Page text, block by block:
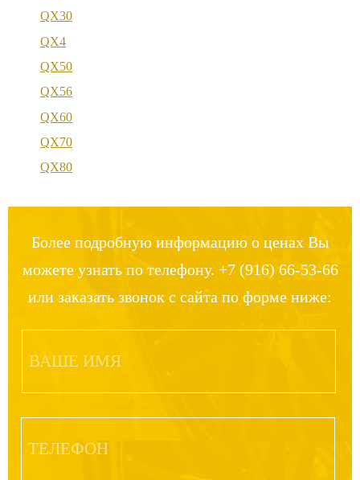
QX30
QX4
QX50
QX56
QX60
QX70
QX80
Более подробную информацию о ценах Вы
можете узнать по телефону. +7 (916) 66-53-66
или заказать звонок с сайта по форме ниже: